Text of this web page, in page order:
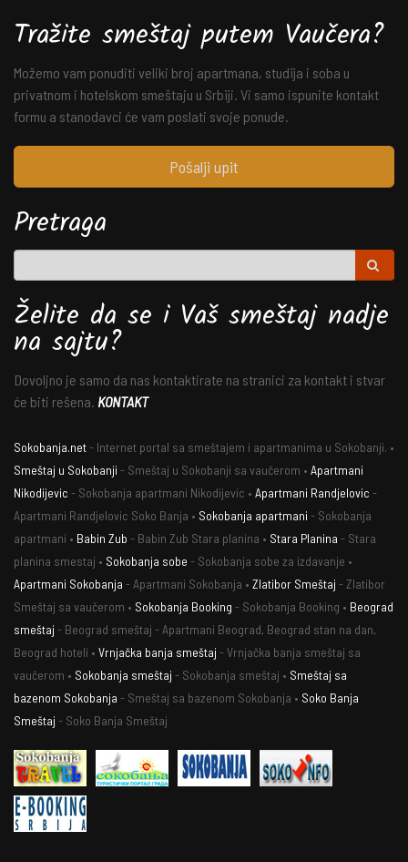
Tražite smeštaj putem Vaučera?
Možemo vam ponuditi veliki broj apartmana, studija i soba u
privatnom i hotelskom smeštaju u Srbiji. Vi samo ispunite kontakt
formu a stanodavci će vam poslati svoje ponude.
Pošalji upit
Pretraga
Želite da se i Vaš smeštaj nadje
na sajtu?
Dovoljno je samo da nas kontaktirate na stranici za kontakt i stvar
će biti rešena. KONTAKT
Sokobanja.net- Internet portal sa smeštajem i apartmanima u Sokobanji. •
Smeštaj u Sokobanji - Smeštaj u Sokobanji sa vaučerom • Apartmani
Nikodijevic - Sokobanja apartmani Nikodijevic • Apartmani Randjelovic -
Apartmani Randjelovic Soko Banja • Sokobanja apartmani - Sokobanja
apartmani • Babin Zub - Babin Zub Stara planina • Stara Planina - Stara
planina smestaj • Sokobanja sobe - Sokobanja sobe za izdavanje •
Apartmani Sokobanja - Apartmani Sokobanja • Zlatibor Smeštaj - Zlatibor
Smeštaj sa vaučerom • Sokobanja Booking - Sokobanja Booking • Beograd
smeštaj - Beograd smeštaj - Apartmani Beograd, Beograd stan na dan,
Beograd hoteli • Vrnjačka banja smeštaj - Vrnjačka banja smeštaj sa
vaučerom • Sokobanja smeštaj - Sokobanja smeštaj • Smeštaj sa
bazenom Sokobanja - Smeštaj sa bazenom Sokobanja • Soko Banja
Smeštaj - Soko Banja Smeštaj